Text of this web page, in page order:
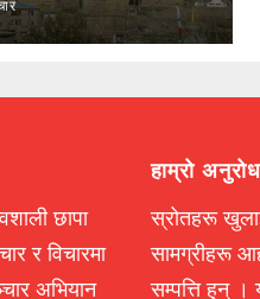
छापा
र विचारमा
अभियान
हाम्रो अनुरोध
स्रोतहरू
सामग्रीहरू
सम्पत्ति हुन् ।